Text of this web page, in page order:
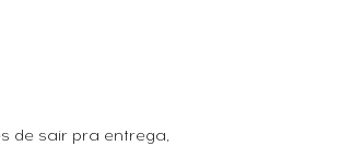
de sair pra entrega,